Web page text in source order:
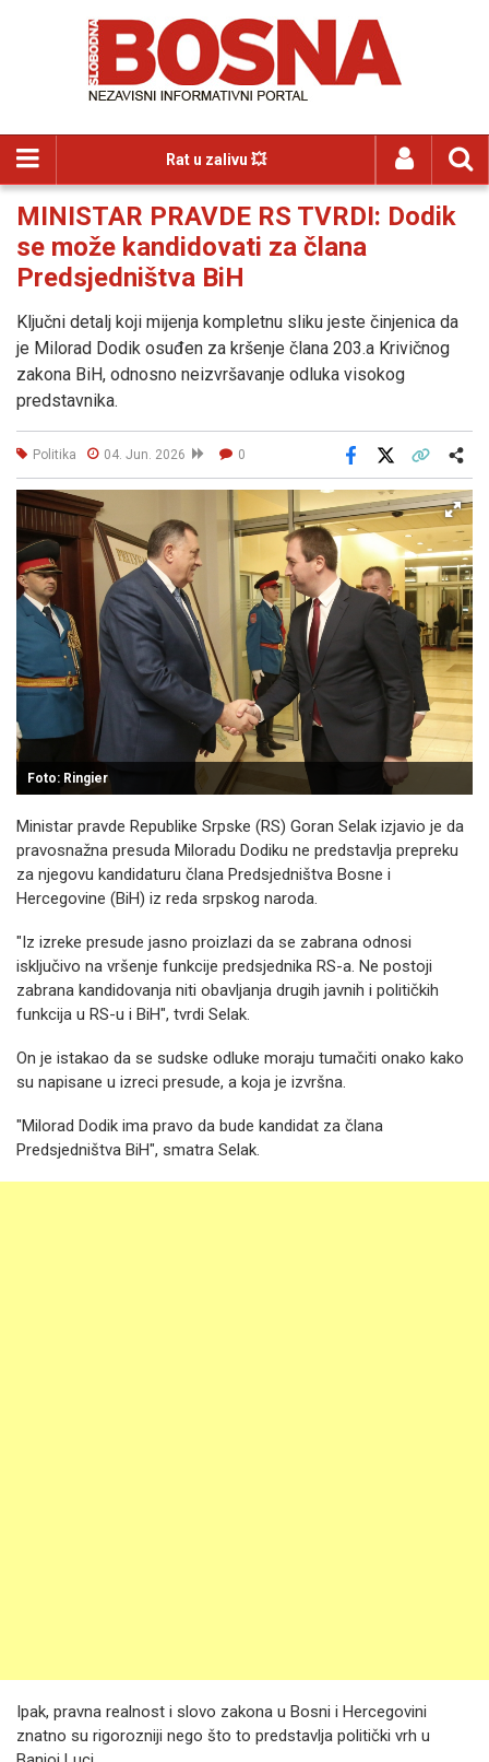
Rat u zalivu 💥
MINISTAR PRAVDE RS TVRDI: Dodik
se može kandidovati za člana
Predsjedništva BiH
Ključni detalj koji mijenja kompletnu sliku jeste činjenica da
je Milorad Dodik osuđen za kršenje člana 203.a Krivičnog
zakona BiH, odnosno neizvršavanje odluka visokog
predstavnika.
Politika 04. Jun. 2026 0
Facebook
Foto: Ringier
Ministar pravde Republike Srpske (RS) Goran Selak izjavio je da
pravosnažna presuda Miloradu Dodiku ne predstavlja prepreku
za njegovu kandidaturu člana Predsjedništva Bosne i
Hercegovine (BiH) iz reda srpskog naroda.
"Iz izreke presude jasno proizlazi da se zabrana odnosi
isključivo na vršenje funkcije predsjednika RS-a. Ne postoji
zabrana kandidovanja niti obavljanja drugih javnih i političkih
funkcija u RS-u i BiH", tvrdi Selak.
On je istakao da se sudske odluke moraju tumačiti onako kako
su napisane u izreci presude, a koja je izvršna.
"Milorad Dodik ima pravo da bude kandidat za člana
Predsjedništva BiH", smatra Selak.
Ipak, pravna realnost i slovo zakona u Bosni i Hercegovini
znatno su rigorozniji nego što to predstavlja politički vrh u